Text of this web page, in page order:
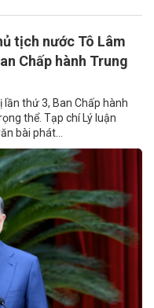
tịch nước Tô Lâm
Chấp hành Trung
lần thứ 3, Ban Chấp hành
thể. Tạp chí Lý luận
bài phát...